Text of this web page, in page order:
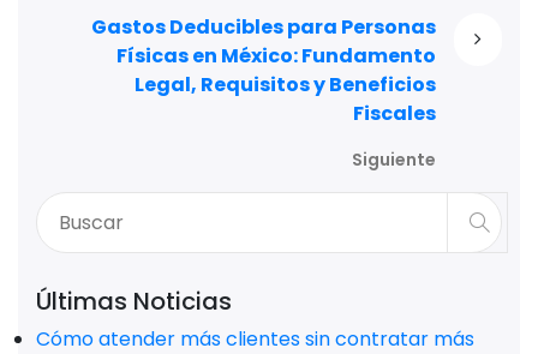
Gastos Deducibles para Personas
Físicas en México: Fundamento
Legal, Requisitos y Beneficios
Fiscales
Siguiente
Últimas Noticias
Cómo atender más clientes sin contratar más